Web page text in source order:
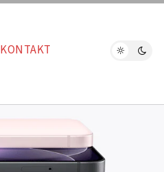
KONTAKT